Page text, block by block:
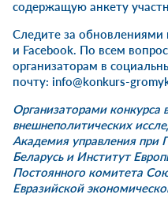
содержащую анкету
Следите за обновлениями
и Facebook. По всем
организаторам в
почту: info@konkurs-
Организаторами конкурса
внешнеполитических
Академия управления при
Беларусьи Институт
Постоянного комитета
Евразийской